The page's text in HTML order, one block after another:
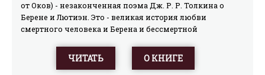
от Оков) - незаконченная поэма Дж. Р. Р. Толкина о
Берене и Лютиэн. Это - великая история любви
смертного человека и Берена и бессмертной
которой совершались подвиги.
ЧИТАТЬ О КНИГЕ